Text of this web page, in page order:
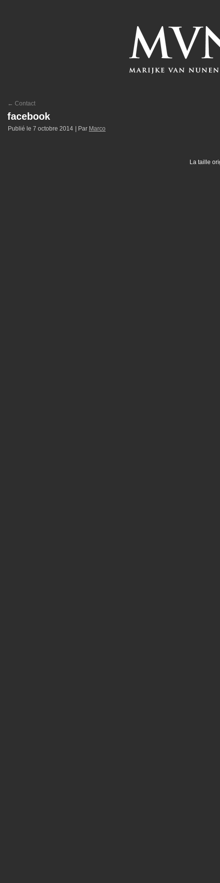
← Contact
facebook
Publié le 7 octobre 2014 Par Marco
La taille